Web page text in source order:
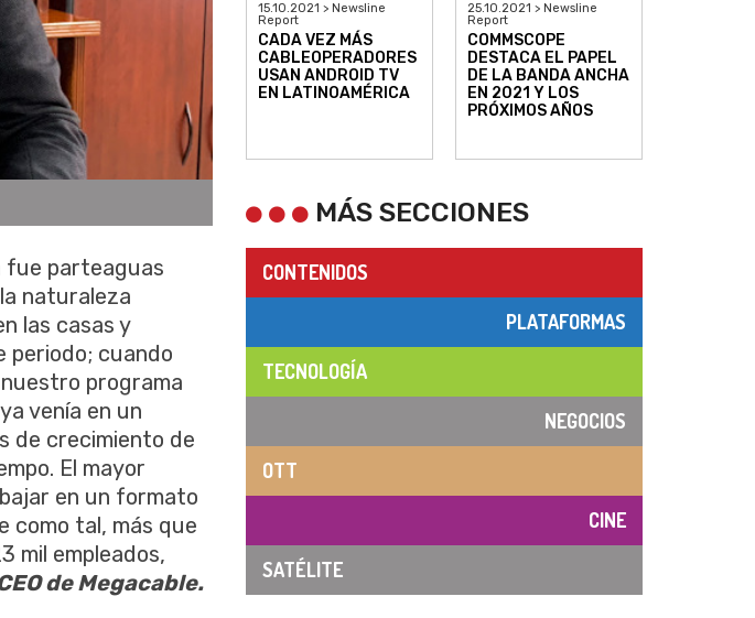
fue parteaguas
naturaleza
las casas y
periodo; cuando
programa
venía en un
de crecimiento de
El mayor
en un formato
como tal, más que
mil empleados,
de Megacable.
15.10.2021 > Newsline
Report
CADA VEZ MÁS
CABLEOPERADORES
USAN ANDROID TV
EN LATINOAMÉRICA
25.10.2021 > Newsline
Report
COMMSCOPE
DESTACA EL PAPEL
DE LA BANDA ANCHA
EN 2021 Y LOS
PRÓXIMOS AÑOS
MÁS SECCIONES
CONTENIDOS
PLATAFORMAS
TECNOLOGÍA
NEGOCIOS
OTT
CINE
SATÉLITE